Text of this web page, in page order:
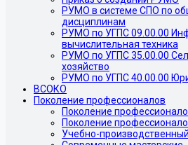
РУМО в системе СПО по
дисциплинам
РУМО по УГПС 09.00.00
вычислительная техника
РУМО по УГПС 35.00.00
хозяйство
РУМО по УГПС 40.00.00
ВСОКО
Поколение профессионалов
Поколение
Поколение
Учебно-